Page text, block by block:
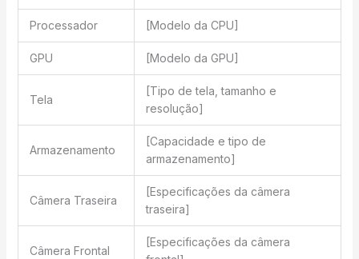
Processador [Modelo da CPU]
GPU [Modelo da GPU]
Tela
[Tipo de tela, tamanho e
resolução]
Armazenamento
[Capacidade e tipo de
armazenamento]
Câmera Traseira
[Especificações da câmera
traseira]
Câmera Frontal
[Especificações da câmera